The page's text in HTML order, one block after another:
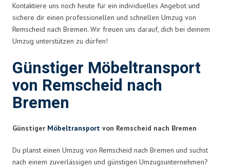
Kontaktiere uns noch heute für ein individuelles Angebot und
sichere dir einen professionellen und schnellen Umzug von
Remscheid nach Bremen. Wir freuen uns darauf, dich bei deinem
Umzug unterstützen zu dürfen!
Günstiger Möbeltransport
von Remscheid nach
Bremen
Günstiger Möbeltransport von Remscheid nach Bremen
Du planst einen Umzug von Remscheid nach Bremen und suchst
nach einem zuverlässigen und günstigen Umzugsunternehmen?